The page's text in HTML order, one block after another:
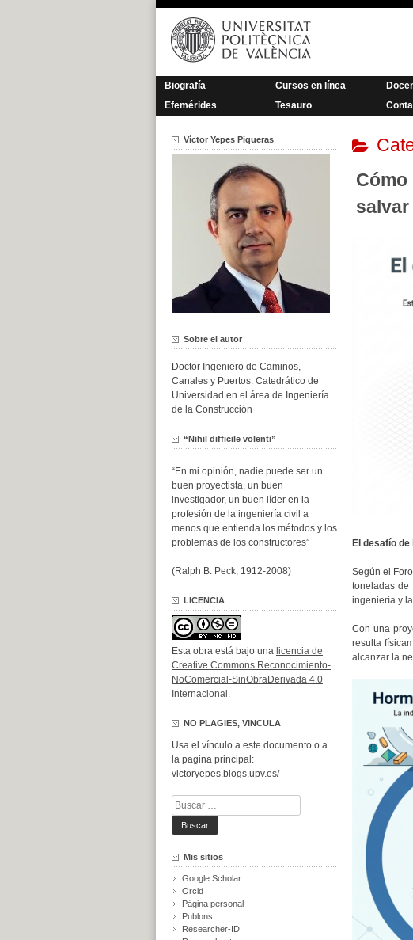
Saltar
contenido
Biografía Cursos en línea
Efemérides
Tesauro
salvar
El desafío
Según el
toneladas
ingeniería y
Con una
resulta
alcanzar la
Víctor Yepes Piqueras
Sobre el autor
Doctor Ingeniero de Caminos,
Canales y Puertos. Catedrático de
Universidad en el área de Ingeniería
de la Construcción
“Nihil difficile volenti”
“En mi opinión, nadie puede ser un
buen proyectista, un buen
investigador, un buen líder en la
profesión de la ingeniería civil a
menos que entienda los métodos y los
problemas de los constructores”
(Ralph B. Peck, 1912-2008)
LICENCIA
Esta obra está bajo una licencia de
Creative Commons Reconocimiento-
NoComercial-SinObraDerivada 4.0
Internacional .
NO PLAGIES, VINCULA
Usa el vínculo a este documento o a
la pagina principal:
victoryepes.blogs.upv.es/
Buscar:
Mis sitios
Google Scholar
Orcid
Página personal
Publons
Researcher-ID